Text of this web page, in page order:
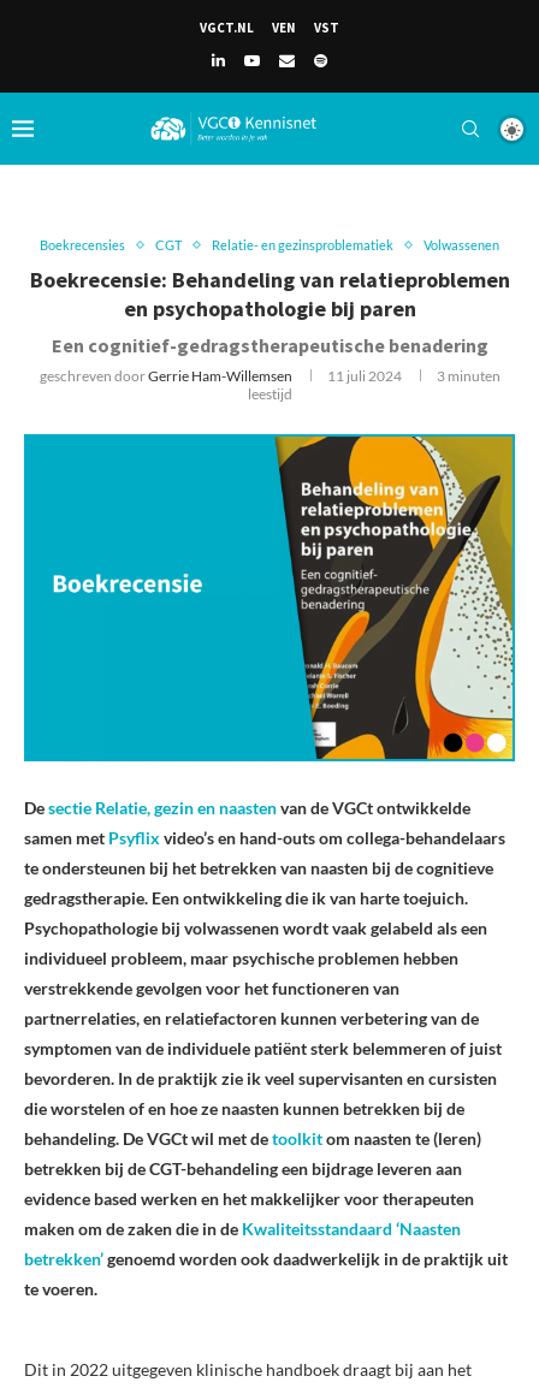
VGCT.NL VEN VST
Boekrecensies CGT Relatie- en gezinsproblematiek Volwassenen
Boekrecensie: Behandeling van relatieproblemen
en psychopathologie bij paren
Een cognitief-gedragstherapeutische benadering
geschreven doorGerrie Ham-Willemsen 11 juli 2024
3 minuten
leestijd
Desectie Relatie, gezin en naastenvan de VGCt ontwikkelde
samen met Psyflix video’s en hand-outs om collega-behandelaars
te ondersteunen bij het betrekken van naasten bij de cognitieve
gedragstherapie. Een ontwikkeling die ik van harte toejuich.
Psychopathologie bij volwassenen wordt vaak gelabeld als een
individueel probleem, maar psychische problemen hebben
verstrekkende gevolgen voor het functioneren van
partnerrelaties, en relatiefactoren kunnen verbetering van de
symptomen van de individuele patiënt sterk belemmeren of juist
bevorderen. In de praktijk zie ik veel supervisanten en cursisten
die worstelen of en hoe ze naasten kunnen betrekken bij de
behandeling. De VGCt wil met detoolkitom naasten te (leren)
betrekken bij de CGT-behandeling een bijdrage leveren aan
evidence based werken en het makkelijker voor therapeuten
maken om de zaken die in de Kwaliteitsstandaard ‘Naasten
betrekken’genoemd worden ook daadwerkelijk in de praktijk uit
te voeren.
Dit in 2022 uitgegeven klinische handboek draagt bij aan het